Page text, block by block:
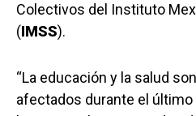
Colectivos del Instituto
(IMSS).
“La educación y la salud
afectados durante el